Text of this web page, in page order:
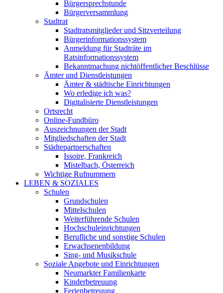
Bürgersprechstunde
Bürgerversammlung
Stadtrat
Stadtratsmitglieder und Sitzverteilung
Bürgerinformationssystem
Anmeldung für Stadträte im
Ratsinformationssystem
Bekanntmachung nichtöffentlicher Beschlüsse
Ämter und Dienstleistungen
Ämter & städtische Einrichtungen
Wo erledige ich was?
Digitalisierte Dienstleistungen
Ortsrecht
Online-Fundbüro
Auszeichnungen der Stadt
Mitgliedschaften der Stadt
Städtepartnerschaften
Issoire, Frankreich
Mistelbach, Österreich
Wichtige Rufnummern
LEBEN & SOZIALES
Schulen
Grundschulen
Mittelschulen
Weiterführende Schulen
Hochschuleinrichtungen
Berufliche und sonstige Schulen
Erwachsenenbildung
Sing- und Musikschule
Soziale Angebote und Einrichtungen
Neumarkter Familienkarte
Kinderbetreuung
Ferienbetreuung